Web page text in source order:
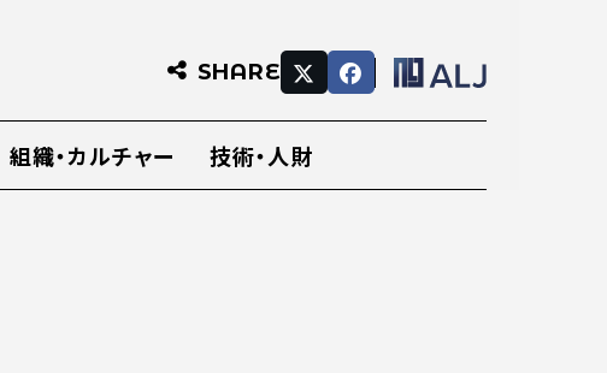
SHARE
組織・カルチャー 技術・人財